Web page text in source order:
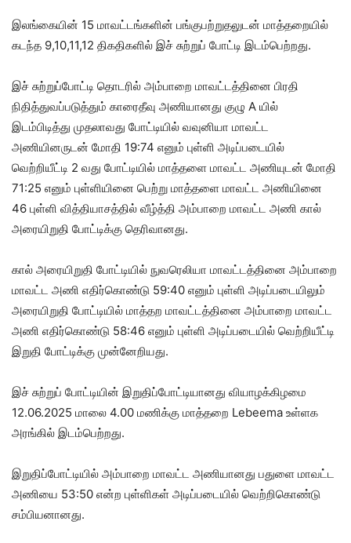
இலங்கையின் 15 மாவட்டங்களின் பங்குபற்றுதலுடன் மாத்தறையில்
கடந்த 9,10,11,12 திகதிகளில் இச் சுற்றுப் போட்டி இடம்பெற்றது.
இச் சுற்றுப்போட்டி தொடரில் அம்பாறை மாவட்டத்தினை பிரதி
நிதித்துவப்படுத்தும் காரைதீவு அணியானது குழு A யில்
இடம்பிடித்து முதலாவது போட்டியில் வவுனியா மாவட்ட
அணியினருடன் மோதி 19:74 எனும் புள்ளி அடிப்படையில்
வெற்றியீட்டி 2 வது போட்டியில் மாத்தளை மாவட்ட அணியுடன் மோதி
71:25 எனும் புள்ளியினை பெற்று மாத்தளை மாவட்ட அணியினை
46 புள்ளி வித்தியாசத்தில் வீழ்த்தி அம்பாறை மாவட்ட அணி கால்
அரையிறுதி போட்டிக்கு தெரிவானது.
கால் அரையிறுதி போட்டியில் நுவரெலியா மாவட்டத்தினை அம்பாறை
மாவட்ட அணி எதிர்கொண்டு 59:40 எனும் புள்ளி அடிப்படையிலும்
அரையிறுதி போட்டியில் மாத்தற மாவட்டத்தினை அம்பாறை மாவட்ட
அணி எதிர்கொண்டு 58:46 எனும் புள்ளி அடிப்படையில் வெற்றியீட்டி
இறுதி போட்டிக்கு முன்னேறியது.
இச் சுற்றுப் போட்டியின் இறுதிப்போட்டியானது வியாழக்கிழமை
12.06.2025 மாலை 4.00 மணிக்கு மாத்தறை Lebeema உள்ளக
அரங்கில் இடம்பெற்றது.
இறுதிப்போட்டியில் அம்பாறை மாவட்ட அணியானது பதுளை மாவட்ட
அணியை 53:50 என்ற புள்ளிகள் அடிப்படையில் வெற்றிகொண்டு
சம்பியனானது.